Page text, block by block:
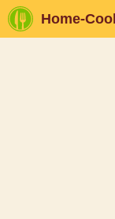
Home-